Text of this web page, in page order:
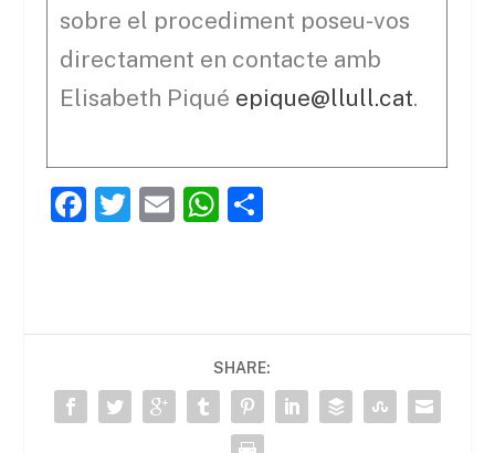
sobre el procediment poseu-vos
directament en contacte amb
Elisabeth Piqué epique@llull.cat.
F
b
o
o
T
E
W
A
p
p
ar
te
ix
SHARE: